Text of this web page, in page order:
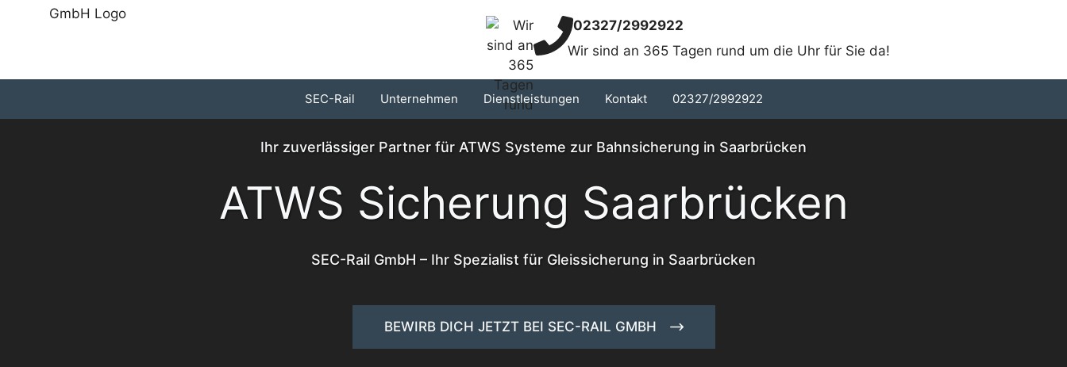
02327/2992922
Wir sind an 365 Tagen rund um die Uhr für Sie da!
SEC-Rail Unternehmen Dienstleistungen Kontakt 02327/2992922
Ihr zuverlässiger Partner für ATWS Systeme zur Bahnsicherung in Saarbrücken
ATWS Sicherung Saarbrücken
SEC-Rail GmbH – Ihr Spezialist für Gleissicherung in Saarbrücken
BEWIRB DICH JETZT BEI SEC-RAIL GMBH